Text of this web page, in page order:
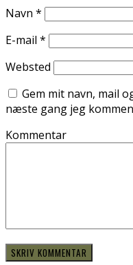
Navn *
E-mail *
Websted
Gem mit navn, mail
næste gang jeg
Kommentar